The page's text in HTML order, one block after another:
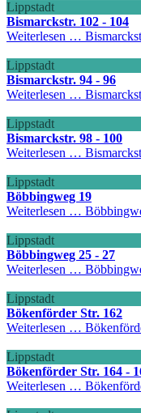
Lippstadt
Bismarckstr. 102 - 104
Weiterlesen …
Lippstadt
Bismarckstr. 94 - 96
Weiterlesen …
Lippstadt
Bismarckstr. 98 - 100
Weiterlesen …
Lippstadt
Böbbingweg 19
Weiterlesen …
Lippstadt
Böbbingweg 25 - 27
Weiterlesen …
Lippstadt
Bökenförder Str. 162
Weiterlesen …
Lippstadt
Bökenförder Str. 164 -
Weiterlesen …